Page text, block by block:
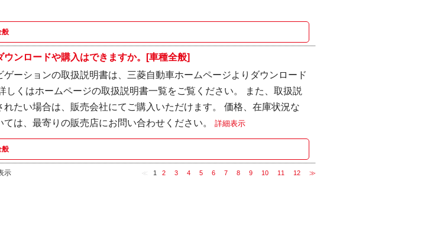
般
ウンロードや購入はできますか。[車種全般]
ゲーションの取扱説明書は、三菱自動車ホームページよりダウンロード
しくはホームページの取扱説明書一覧をご覧ください。 また、取扱説
れたい場合は、販売会社にてご購入いただけます。 価格、在庫状況な
ては、最寄りの販売店にお問い合わせください。 詳細表示
般
示 1 2 3 4 5 6 7 8 9 10 11 12 ≫